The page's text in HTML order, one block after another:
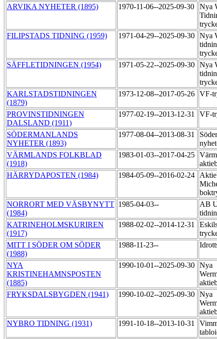
ARVIKA NYHETER (1895) 1970-11-06--2025-09-30
Nya
FILIPSTADS TIDNING (1959)
1971-04-29--2025-09-30 Nya
SÄFFLETIDNINGEN (1954)
1971-05-22--2025-09-30 Nya
KARLSTADSTIDNINGEN
(1879)
1973-12-08--2017-05-26 VF-
PROVINSTIDNINGEN
DALSLAND (1911)
1977-02-19--2013-12-31 VF-
SÖDERMANLANDS
NYHETER (1893)
1977-08-04--2013-08-31
VÄRMLANDS FOLKBLAD
(1918)
1983-01-03--2017-04-25
HÄRRYDAPOSTEN (1984)
1984-05-09--2016-02-24
NORRORT MED VÄSBYNYTT
(1984)
1985-04-03--
AB
KATRINEHOLMSKURIREN
(1917)
1988-02-02--2014-12-31
MITT I SÖDER OM SÖDER
(1988)
1988-11-23--
NYA
KRISTINEHAMNSPOSTEN
(1885)
1990-10-01--2025-09-30 Nya
FRYKSDALSBYGDEN (1941)
1990-10-02--2025-09-30 Nya
NYBRO TIDNING (1931)
1991-10-18--2013-10-31